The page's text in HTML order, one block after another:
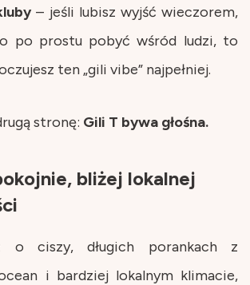
– jeśli lubisz wyjść wieczorem,
po prostu pobyć wśród ludzi, to
ten „gili vibe” najpełniej.
stronę: Gili T bywa głośna.
bliżej lokalnej
o ciszy, długich porankach z
i bardziej lokalnym klimacie,